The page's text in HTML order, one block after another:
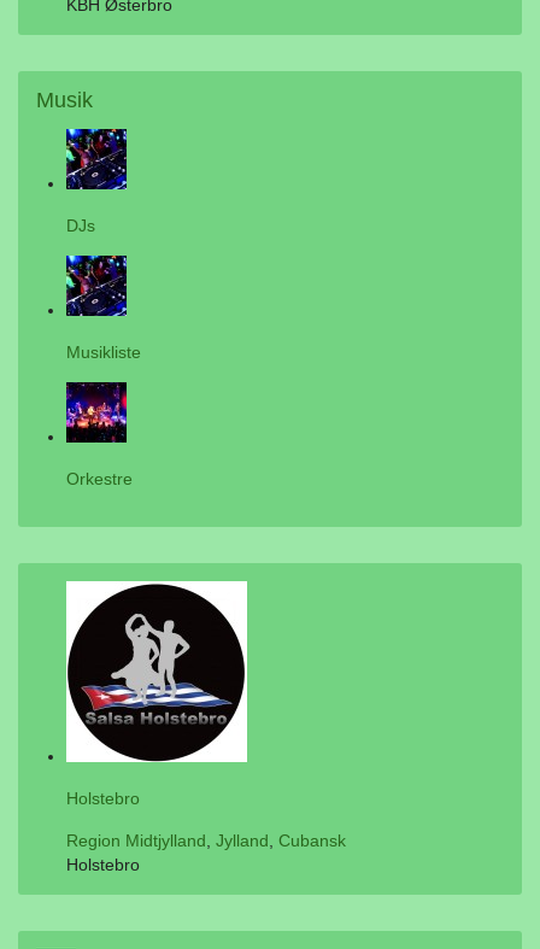
KBH Østerbro
Musik
DJs
Musikliste
Orkestre
Holstebro
Region Midtjylland Jylland Cubansk
Holstebro